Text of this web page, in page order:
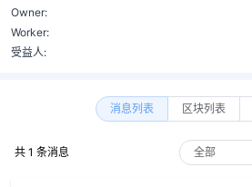
Owner:
Worker:
受益人:
消息列表 区块列表
共 1 条消息